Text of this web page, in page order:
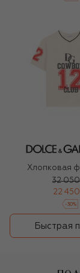
Хлопковая
32
22
-30%
Быстрая